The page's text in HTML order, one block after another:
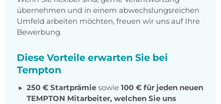
übernehmen und in einem abwechslungsreichen
Umfeld arbeiten möchten, freuen wir uns auf Ihre
Bewerbung.
Diese Vorteile erwarten Sie bei
Tempton
250 € Startprämie sowie 100 € für jeden neuen
TEMPTON Mitarbeiter, welchen Sie uns